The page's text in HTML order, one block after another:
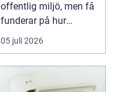
offentlig miljö, men få
funderar på hur
mycket de faktis...
05 juli 2026